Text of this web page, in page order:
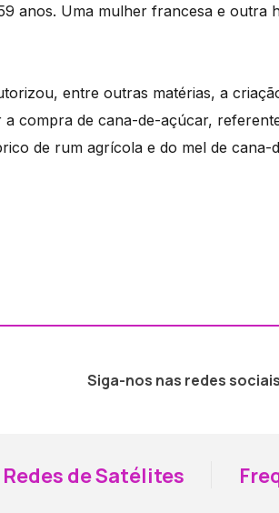
anos. Uma mulher francesa e outra
entre outras matérias, a
compra de cana-de-açúcar,
de rum agrícola e do mel de cana-
Siga-nos nas redes sociais
Redes de Satélites